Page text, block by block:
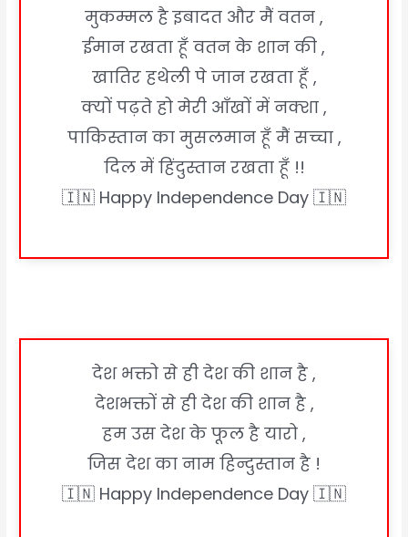
मुकम्मल है इबादत और मैं वतन ,
ईमान रखता हूँ वतन के शान की ,
खातिर हथेली पे जान रखता हूँ ,
क्यों पढ़ते हो मेरी आँखों में नक्शा ,
पाकिस्तान का मुसलमान हूँ मैं सच्चा ,
दिल में हिंदुस्तान रखता हूँ !!
🇮🇳 Happy Independence Day 🇮🇳
देश भक्तो से ही देश की शान है ,
देशभक्तों से ही देश की शान है ,
हम उस देश के फूल है यारो ,
जिस देश का नाम हिन्दुस्तान है !
🇮🇳 Happy Independence Day 🇮🇳